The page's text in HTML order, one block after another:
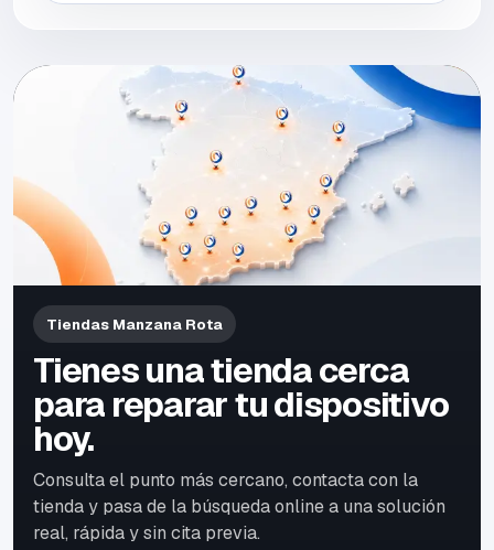
Tiendas Manzana Rota
Tienes una tienda cerca
para reparar tu dispositivo
hoy.
Consulta el punto más cercano, contacta con la
tienda y pasa de la búsqueda online a una solución
real, rápida y sin cita previa.